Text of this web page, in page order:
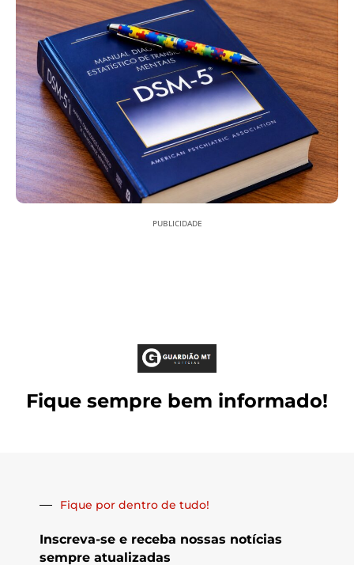
PUBLICIDADE
Fique sempre bem informado!
Fique por dentro de tudo!
Inscreva-se e receba nossas notícias
sempre atualizadas